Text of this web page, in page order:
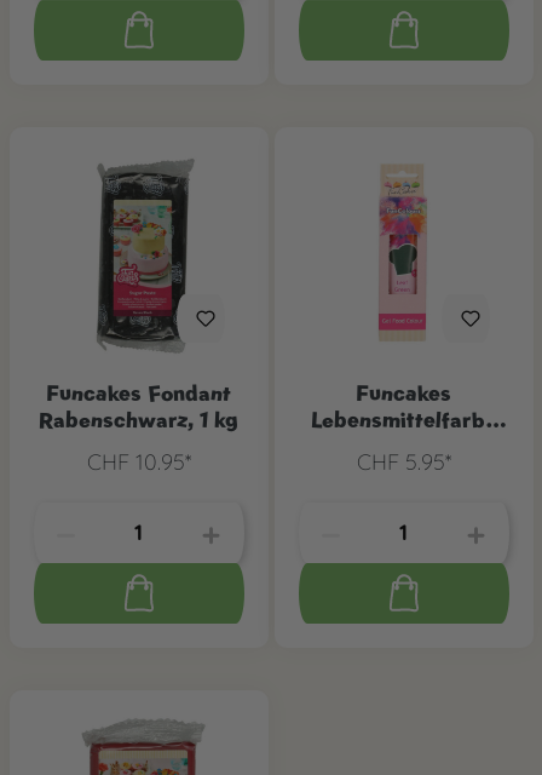
Funcakes Fondant
Rabenschwarz, 1 kg
CHF 10.95*
Funcakes
Lebensmittelfarbe
CHF 5.95*